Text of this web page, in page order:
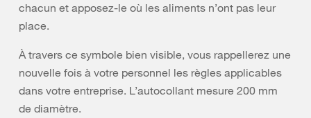
chacun et apposez-le où les aliments n’ont pas leur
place.
À travers ce symbole bien visible, vous rappellerez une
nouvelle fois à votre personnel les règles applicables
dans votre entreprise. L’autocollant mesure 200 mm
de diamètre.